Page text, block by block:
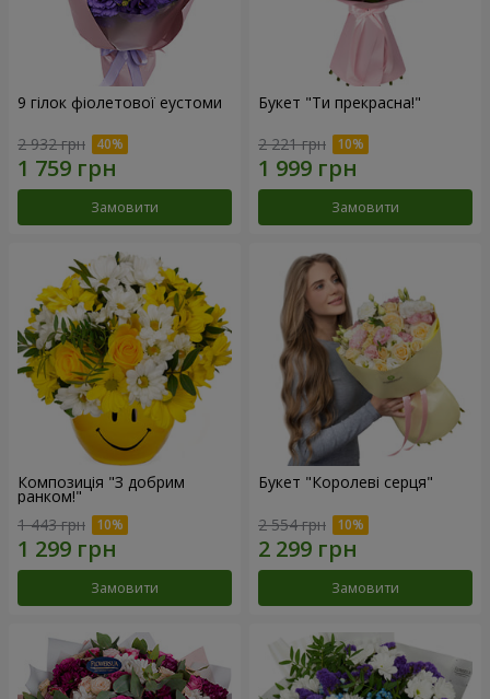
9 гілок фіолетової еустоми
2 932 грн
Замовити
Букет "Ти прекрасна!"
2 221 грн
Замовити
Композиція "З добрим
ранком!"
1 443 грн
Замовити
Букет "Королеві серця"
2 554 грн
Замовити